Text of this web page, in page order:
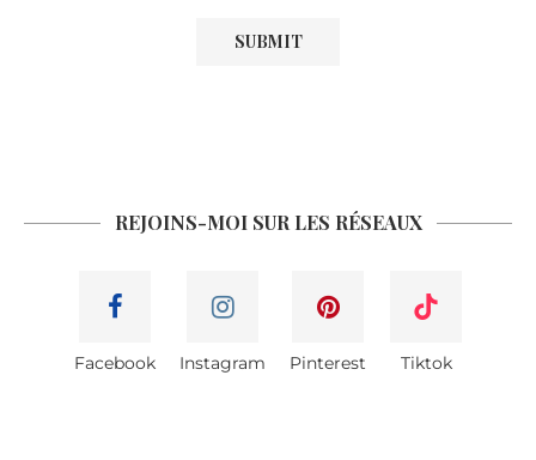
REJOINS-MOI SUR LES RÉSEAUX
Facebook Instagram Pinterest Tiktok